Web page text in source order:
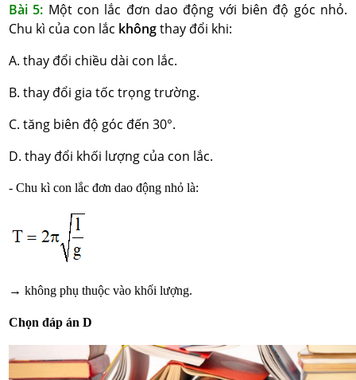
Bài 5: Một con lắc đơn dao động với biên độ góc nhỏ.
Chu kì của con lắc khôngthay đổi khi:
A. thay đổi chiều dài con lắc.
B. thay đổi gia tốc trọng trường.
C. tăng biên độ góc đến 30°.
D. thay đổi khối lượng của con lắc.
- Chu kì con lắc đơn dao động nhỏ là:
→ không phụ thuộc vào khối lượng.
Chọn đáp án D